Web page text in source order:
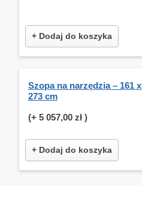
+ Dodaj do koszyka
Szopa na narzędzia – 161 x
273 cm
(+ 5 057,00 zł )
+ Dodaj do koszyka